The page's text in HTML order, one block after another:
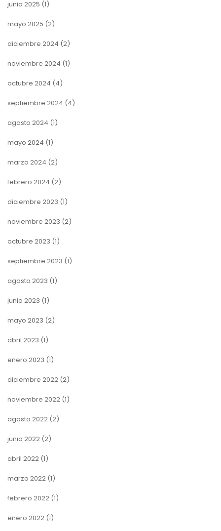
junio 2025 (1)
mayo 2025 (2)
diciembre 2024 (2)
noviembre 2024 (1)
octubre 2024 (4)
septiembre 2024 (4)
agosto 2024 (1)
mayo 2024 (1)
marzo 2024 (2)
febrero 2024 (2)
diciembre 2023 (1)
noviembre 2023 (2)
octubre 2023 (1)
septiembre 2023 (1)
agosto 2023 (1)
junio 2023 (1)
mayo 2023 (2)
abril 2023 (1)
enero 2023 (1)
diciembre 2022 (2)
noviembre 2022 (1)
agosto 2022 (2)
junio 2022 (2)
abril 2022 (1)
marzo 2022 (1)
febrero 2022 (1)
enero 2022 (1)